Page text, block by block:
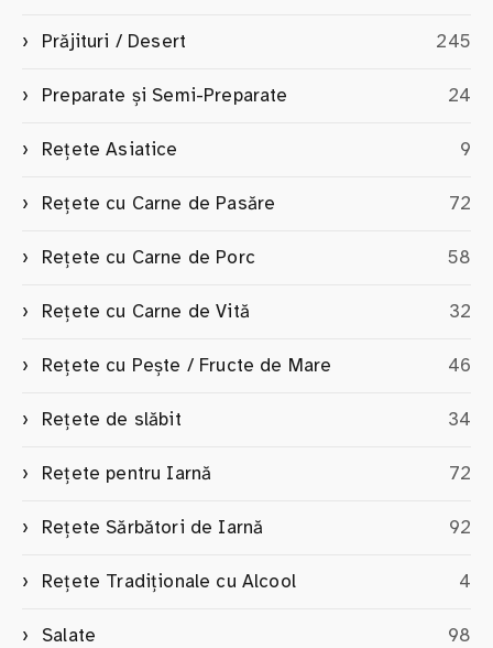
Prăjituri / Desert 245
Preparate și Semi-Preparate 24
Rețete Asiatice 9
Rețete cu Carne de Pasăre 72
Rețete cu Carne de Porc 58
Rețete cu Carne de Vită 32
Rețete cu Pește / Fructe de Mare 46
Rețete de slăbit 34
Rețete pentru Iarnă 72
Rețete Sărbători de Iarnă 92
Rețete Tradiționale cu Alcool 4
Salate 98